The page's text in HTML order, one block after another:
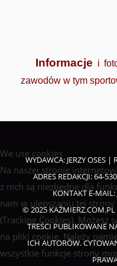
Informacje i
zawodów w tym
WYDAWCA: JERZY OSES |
ADRES REDAKCJI: 64-
KONTAKT E-MAIL:
© 2025 KAŹMIERZ.COM.PL
TREŚCI PUBLIKOWANE
ICH AUTORÓW.
We use cookies
Na naszej stronie
z nich są niezbędne dla
nam w ulepszaniu tej
(Tracking Cookies). Możesz
na pliki cookie. Należy
wszystkie funkcje strony